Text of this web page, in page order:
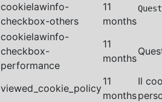
cookielawinfo-
checkbox-others
11
months
cookielawinfo-
checkbox-
performance
11
months
viewed_cookie_policy
11
months
Il